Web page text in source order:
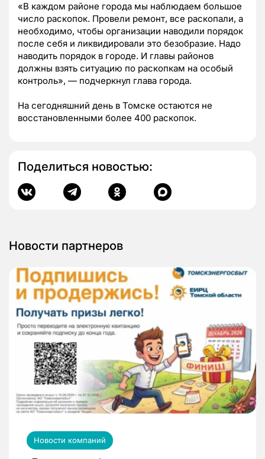
«В каждом районе города мы наблюдаем большое
число раскопок. Провели ремонт, все раскопали, а
необходимо, чтобы организации наводили порядок
после себя и ликвидировали это безобразие. Надо
наводить порядок в городе. И главы районов
должны взять ситуацию по раскопкам на особый
контроль», — подчеркнул глава города.
На сегодняшний день в Томске остаются не
восстановленными более 400 раскопок.
Поделиться новостью:
Новости партнеров
Новости компаний